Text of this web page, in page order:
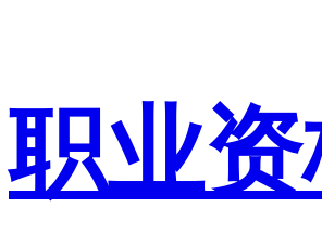
职业